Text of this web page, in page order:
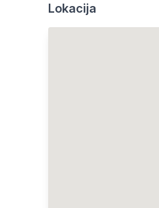
Lokacija